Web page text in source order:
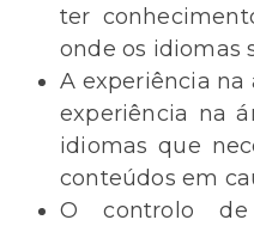
ter
onde os idiomas
A experiência na
experiência na
idiomas que
conteúdos em
O controlo